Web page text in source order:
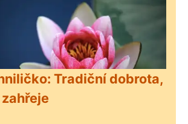
Tradiční dobrota,